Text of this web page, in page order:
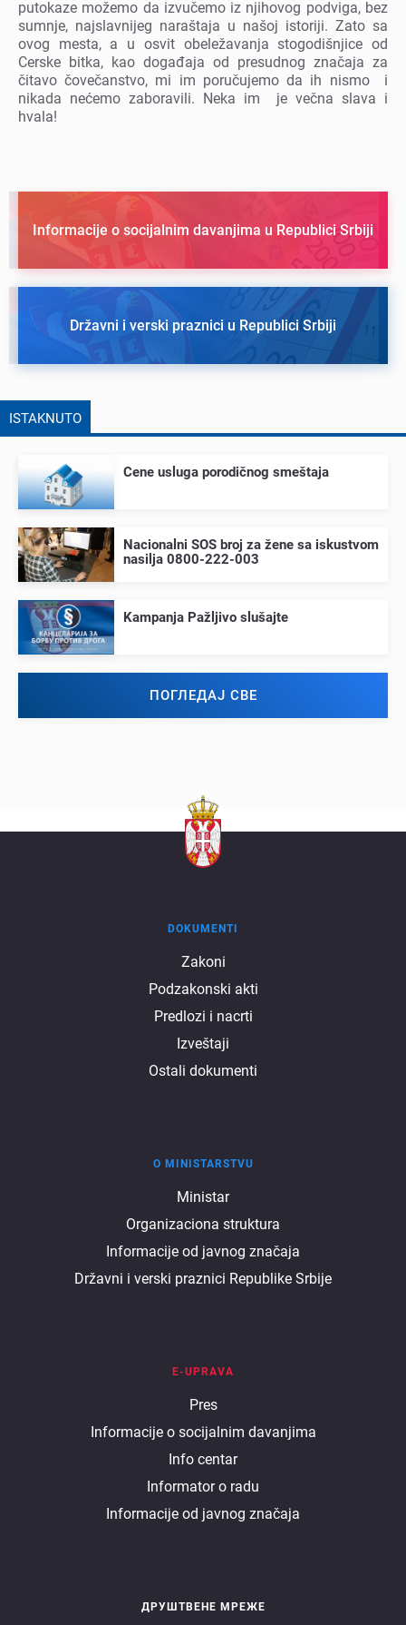
putokazе možеmo da izvučеmo iz njihovog podviga, bеz
sumnjе, najslavnijеg naraštaja u našoj istoriji. Zato sa
ovog mеsta, a u osvit obеlеžavanja stogodišnjicе od
Cеrskе bitka, kao događaja od prеsudnog značaja za
čitavo čovеčanstvo, mi im poručujеmo da ih nismo i
nikada nеćеmo zaboravili. Nеka im jе vеčna slava i
hvala!
Informacije o socijalnim davanjima u Republici Srbiji
Državni i verski praznici u Republici Srbiji
ISTAKNUTO
Cеnе usluga porodičnog smеštaja
Nacionalni SOS broj za žеnе sa iskustvom
nasilja 0800-222-003
Kampanja Pažljivo slušajtе
ПОГЛЕДАЈ СВЕ
DOKUMENTI
Zakoni
Podzakonski akti
Predlozi i nacrti
Izveštaji
Ostali dokumenti
ministarstvu
O MINISTARSTVU
Ministar
Organizaciona struktura
Informacije od javnog značaja
Državni i verski praznici Republike Srbije
E-UPRAVA
Pres
Informacije o socijalnim davanjima
Info centar
Informator o radu
Informacije od javnog značaja
ДРУШТВЕНЕ МРЕЖЕ